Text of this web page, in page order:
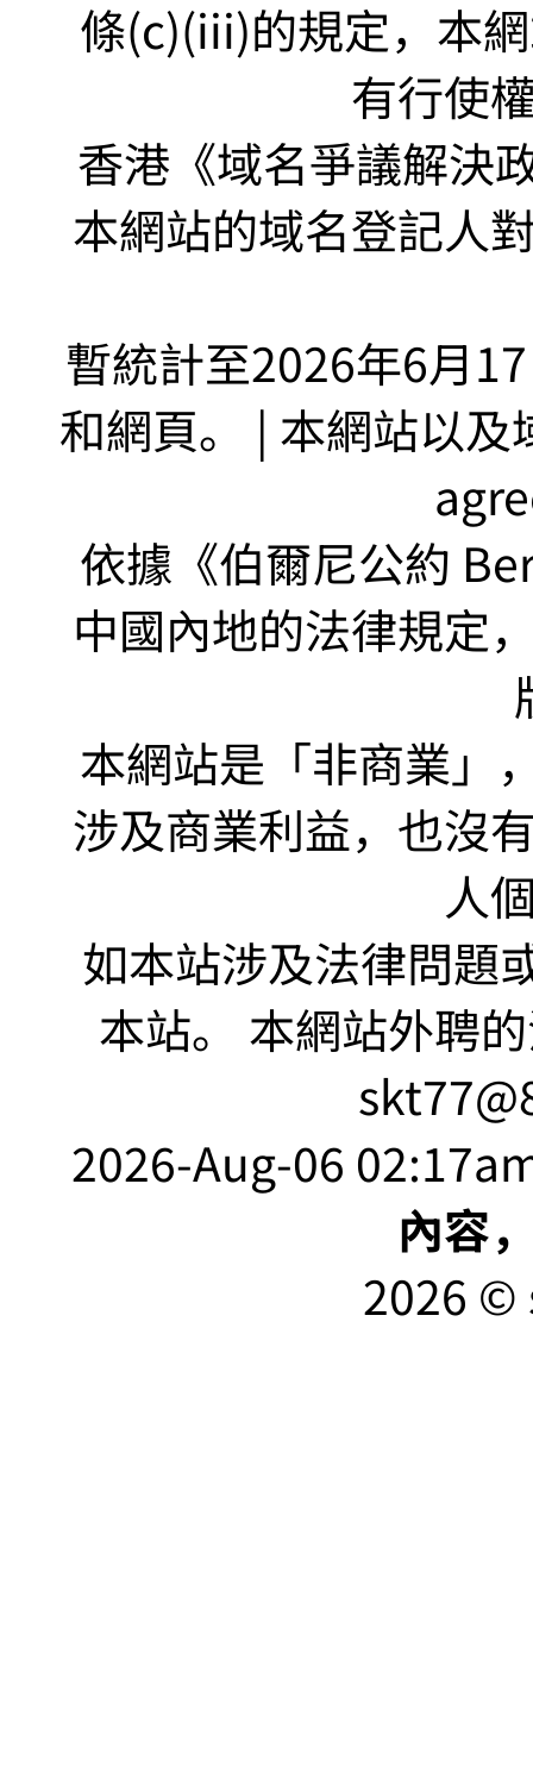
條(c)(iii)的規定，本
有行使
香港《域名爭議解決
本網站的域名登記人
暫統計至2026年6月
和網頁。 | 本網站以
依據《伯爾尼公約
中國內地的法律規定
本網站是「非商業
涉及商業利益，也沒
人
如本站涉及法律問題
本站。 本網站外聘
2026-Aug-06
內容
2026 ©